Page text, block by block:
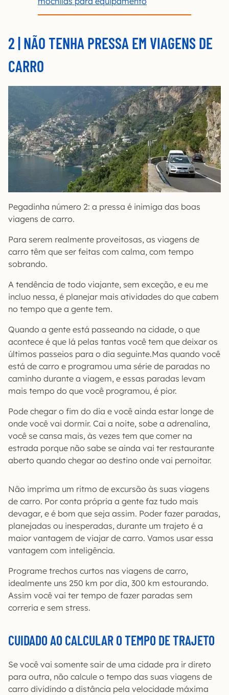
2 | NÃO TENHA PRESSA EM VIAGENS DE
CARRO
Pegadinha número 2: a pressa é inimiga das boas
viagens de carro.
Para serem realmente proveitosas, as viagens de
carro têm que ser feitas com calma, com tempo
sobrando.
A tendência de todo viajante, sem exceção, e eu me
incluo nessa, é planejar mais atividades do que cabem
no tempo que a gente tem.
Quando a gente está passeando na cidade, o que
acontece é que lá pelas tantas você tem que deixar os
últimos passeios para o dia seguinte.Mas quando você
está de carro e programou uma série de paradas no
caminho durante a viagem, e essas paradas levam
mais tempo do que você programou, é pior.
Pode chegar o fim do dia e você ainda estar longe de
onde você vai dormir. Cai a noite, sobe a adrenalina,
você se cansa mais, às vezes tem que comer na
estrada porque não sabe se ainda vai ter restaurante
aberto quando chegar ao destino onde vai pernoitar.
Não imprima um ritmo de excursão às suas viagens
de carro. Por conta própria a gente faz tudo mais
devagar, e é bom que seja assim. Poder fazer paradas,
planejadas ou inesperadas, durante um trajeto é a
maior vantagem de viajar de carro. Vamos usar essa
vantagem com inteligência.
Programe trechos curtos nas viagens de carro,
idealmente uns 250 km por dia, 300 km estourando.
Assim você vai ter tempo de fazer paradas sem
correria e sem stress.
CUIDADO AO CALCULAR O TEMPO DE TRAJETO
Se você vai somente sair de uma cidade pra ir direto
para outra, não calcule o tempo das suas viagens de
carro dividindo a distância pela velocidade máxima